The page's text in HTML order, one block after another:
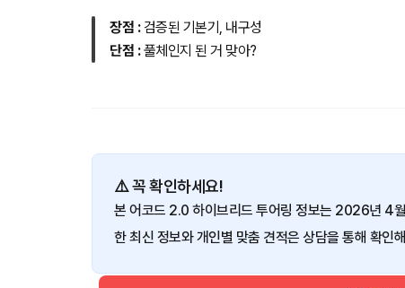
장점 :검증된 기본기, 내구성
단점 :풀체인지 된 거 맞아?
⚠️ 꼭 확인하세요!
본 어코드 2.0 하이브리드 투어링 정보는 2026년 4
한 최신 정보와 개인별 맞춤 견적은 상담을 통해 확인